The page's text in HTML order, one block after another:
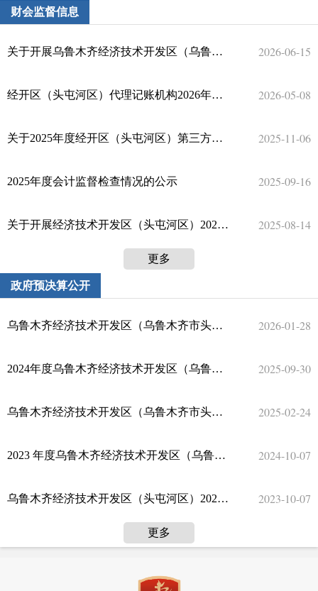
财会监督信息
关于开展乌鲁木齐经济技术开发区（乌鲁木齐市头屯河区）2026年会计监督检查工作的公示 2026-06-15
经开区（头屯河区）代理记账机构2026年备案结果公示 2026-05-08
关于2025年度经开区（头屯河区）第三方机构参与预算绩效管理情况公告 2025-11-06
2025年度会计监督检查情况的公示 2025-09-16
关于开展经济技术开发区（头屯河区）2025年度会计监督检查公示 2025-08-14
更多
政府预决算公开
乌鲁木齐经济技术开发区（乌鲁木齐市头屯河区）2026年政府预算公开 2026-01-28
2024年度乌鲁木齐经济技术开发区（乌鲁木齐市头屯河区）政府决算公开 2025-09-30
乌鲁木齐经济技术开发区（乌鲁木齐市头屯河区）2025年政府预算公开 2025-02-24
2023 年度乌鲁木齐经济技术开发区（乌鲁木齐市头屯河区）政府决算公开 2024-10-07
乌鲁木齐经济技术开发区（头屯河区）2022年度政府决算公开 2023-10-07
更多